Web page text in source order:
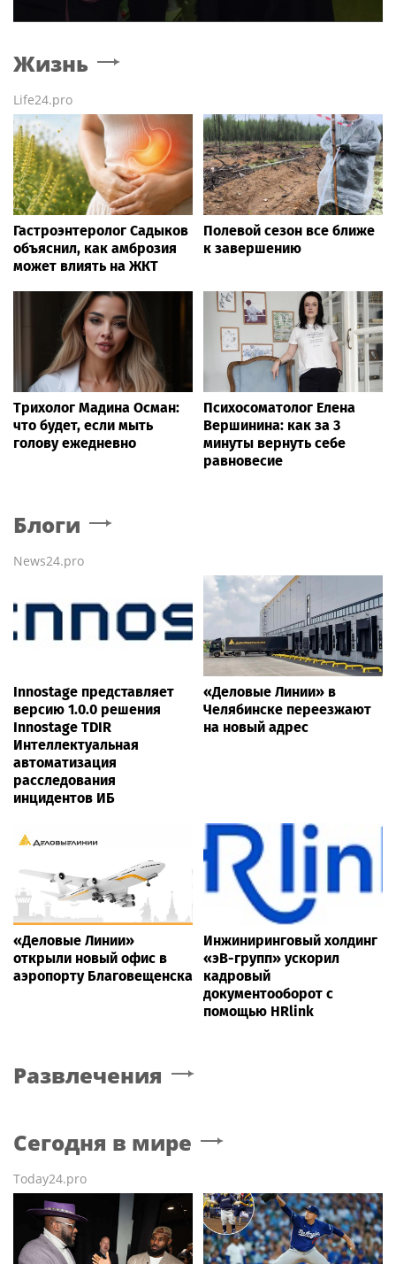
Жизнь
Life24.pro
Гастроэнтеролог Садыков
объяснил, как амброзия
может влиять на ЖКТ
Полевой сезон все ближе
к завершению
Трихолог Мадина Осман:
что будет, если мыть
голову ежедневно
Психосоматолог Елена
Вершинина: как за 3
минуты вернуть себе
равновесие
Блоги
News24.pro
Innostage представляет
версию 1.0.0 решения
Innostage TDIR
Интеллектуальная
автоматизация
расследования
инцидентов ИБ
«Деловые Линии» в
Челябинске переезжают
на новый адрес
«Деловые Линии»
открыли новый офис в
аэропорту Благовещенска
Инжиниринговый холдинг
«эВ-групп» ускорил
кадровый
документооборот с
помощью HRlink
Развлечения
Сегодня в мире
Today24.pro